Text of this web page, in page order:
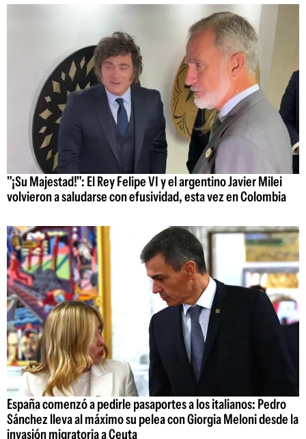
"¡Su Majestad!": El Rey Felipe VI y el argentino Javier Milei
volvieron a saludarse con efusividad, esta vez en Colombia
España comenzó a pedirle pasaportes a los italianos: Pedro
Sánchez lleva al máximo su pelea con Giorgia Meloni desde la
invasión migratoria a Ceuta